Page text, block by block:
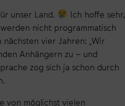
unser Land.
Ich hoffe sehr,
nicht programmatisch
vier Jahren: „Wir
Anhängern zu – und
zog sich ja schon durch
von möglichst vielen